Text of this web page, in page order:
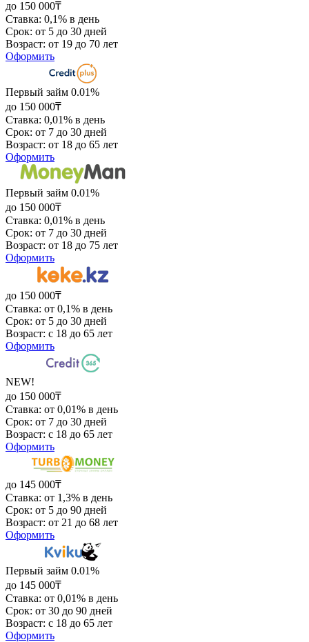
до 150 000₸
Ставка: 0,1% в день
Срок: от 5 до 30 дней
Возраст: от 19 до 70 лет
Оформить
Первый займ 0.01%
до 150 000₸
Ставка: 0,01% в день
Срок: от 7 до 30 дней
Возраст: от 18 до 65 лет
Оформить
Первый займ 0.01%
до 150 000₸
Ставка: 0,01% в день
Срок: от 7 до 30 дней
Возраст: от 18 до 75 лет
Оформить
до 150 000₸
Ставка: от 0,1% в день
Срок: от 5 до 30 дней
Возраст: с 18 до 65 лет
Оформить
NEW!
до 150 000₸
Ставка: от 0,01% в день
Срок: от 7 до 30 дней
Возраст: с 18 до 65 лет
Оформить
до 145 000₸
Ставка: от 1,3% в день
Срок: от 5 до 90 дней
Возраст: от 21 до 68 лет
Оформить
Первый займ 0.01%
до 145 000₸
Ставка: от 0,01% в день
Срок: от 30 до 90 дней
Возраст: с 18 до 65 лет
Оформить